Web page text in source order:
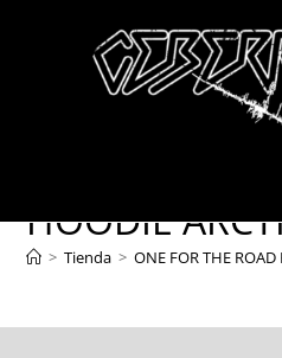
ONE FOR
HOODIE
> Tienda > ONE FOR THE